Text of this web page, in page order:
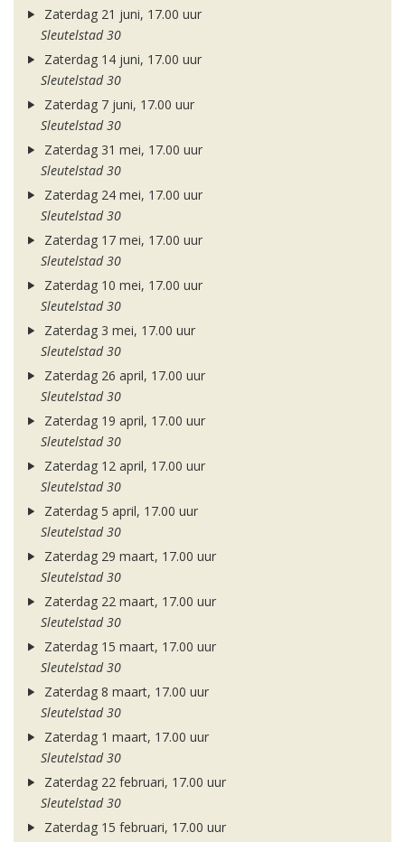
Zaterdag 21 juni, 17.00 uur
Sleutelstad 30
Zaterdag 14 juni, 17.00 uur
Sleutelstad 30
Zaterdag 7 juni, 17.00 uur
Sleutelstad 30
Zaterdag 31 mei, 17.00 uur
Sleutelstad 30
Zaterdag 24 mei, 17.00 uur
Sleutelstad 30
Zaterdag 17 mei, 17.00 uur
Sleutelstad 30
Zaterdag 10 mei, 17.00 uur
Sleutelstad 30
Zaterdag 3 mei, 17.00 uur
Sleutelstad 30
Zaterdag 26 april, 17.00 uur
Sleutelstad 30
Zaterdag 19 april, 17.00 uur
Sleutelstad 30
Zaterdag 12 april, 17.00 uur
Sleutelstad 30
Zaterdag 5 april, 17.00 uur
Sleutelstad 30
Zaterdag 29 maart, 17.00 uur
Sleutelstad 30
Zaterdag 22 maart, 17.00 uur
Sleutelstad 30
Zaterdag 15 maart, 17.00 uur
Sleutelstad 30
Zaterdag 8 maart, 17.00 uur
Sleutelstad 30
Zaterdag 1 maart, 17.00 uur
Sleutelstad 30
Zaterdag 22 februari, 17.00 uur
Sleutelstad 30
Zaterdag 15 februari, 17.00 uur